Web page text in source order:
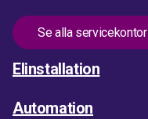
Se alla servicekontor
Elinstallation
Automation